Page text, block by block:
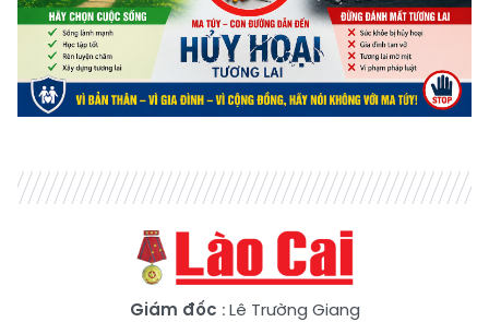
Giám đốc : Lê Trường Giang